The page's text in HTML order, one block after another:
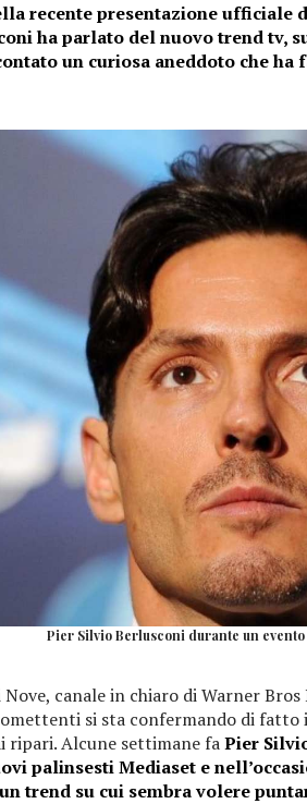
recente presentazione ufficiale
ha parlato del nuovo trend tv,
un curiosa aneddoto che ha
Pier Silvio Berlusconi durante un
Nove, canale in chiaro di Warner
si sta confermando di
ripari. Alcune settimane faPier
palinsesti Mediaset e
trend su cui sembra volere